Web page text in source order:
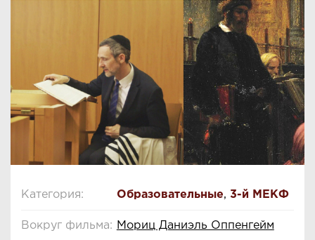
Категория: Образовательные, 3-й МЕКФ
Вокруг фильма: Мориц Даниэль Оппенгейм